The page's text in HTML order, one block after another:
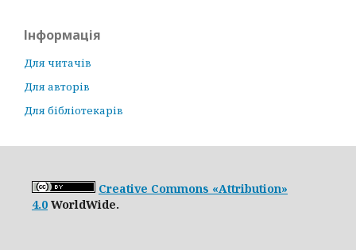
Інформація
Для читачів
Для авторів
Для бібліотекарів
Creative Commons «Attribution»
4.0 WorldWide.